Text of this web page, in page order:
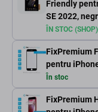
Friendly
SE 2022,
ÎN STOC (SHOP)
FixPremium
pentru
În stoc
FixPremium